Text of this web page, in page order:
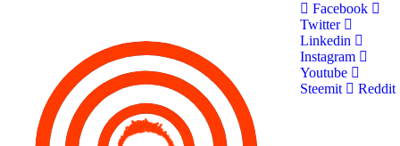
Facebook
Twitter
Linkedin
Instagram
Youtube
Steemit
Reddit